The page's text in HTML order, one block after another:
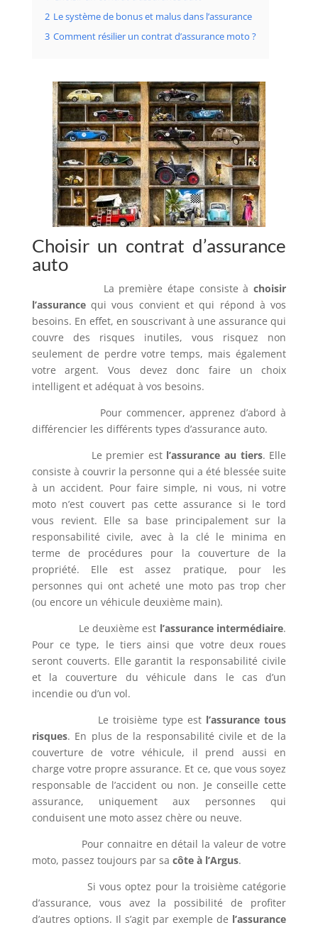
2 Le système de bonus et malus dans l’assurance
3 Comment résilier un contrat d’assurance moto ?
Choisir un contrat d’assurance
auto
La première étape consiste àchoisir
l’assurancequi vous convient et qui répond à vos
besoins. En effet, en souscrivant à une assurance qui
couvre des risques inutiles, vous risquez non
seulement de perdre votre temps, mais également
votre argent. Vous devez donc faire un choix
intelligent et adéquat à vos besoins.
Pour commencer, apprenez d’abord à
différencier les différents types d’assurance auto.
Le premier est l’assurance au tiers. Elle
consiste à couvrir la personne qui a été blessée suite
à un accident. Pour faire simple, ni vous, ni votre
moto n’est couvert pas cette assurance si le tord
vous revient. Elle sa base principalement sur la
responsabilité civile, avec à la clé le minima en
terme de procédures pour la couverture de la
propriété. Elle est assez pratique, pour les
personnes qui ont acheté une moto pas trop cher
(ou encore un véhicule deuxième main).
Le deuxième est l’assurance intermédiaire.
Pour ce type, le tiers ainsi que votre deux roues
seront couverts. Elle garantit la responsabilité civile
et la couverture du véhicule dans le cas d’un
incendie ou d’un vol.
Le troisième type est l’assurance tous
risques. En plus de la responsabilité civile et de la
couverture de votre véhicule, il prend aussi en
charge votre propre assurance. Et ce, que vous soyez
responsable de l’accident ou non. Je conseille cette
assurance, uniquement aux personnes qui
conduisent une moto assez chère ou neuve.
Pour connaitre en détail la valeur de votre
moto, passez toujours par sa côte à l’Argus.
Si vous optez pour la troisième catégorie
d’assurance, vous avez la possibilité de profiter
d’autres options. Il s’agit par exemple de l’assurance